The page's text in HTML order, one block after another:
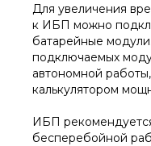
Для увеличения
к ИБП можно
батарейные
подключаемых
автономной
калькулятором
ИБП
бесперебойной